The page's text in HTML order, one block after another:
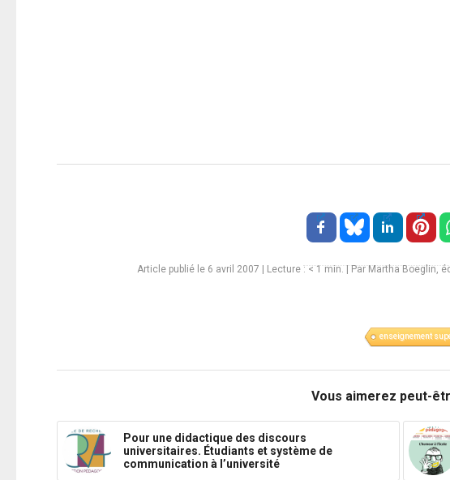
Article publié le 6 avril 2007 | Lecture : < 1 min. | Par Martha Boeglin,
enseignement
Vous aimerez peut-
Pour une didactique des discours
universitaires. Étudiants et système de
communication à l’université